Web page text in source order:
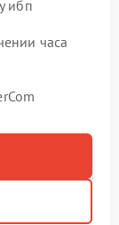
ибп
часа